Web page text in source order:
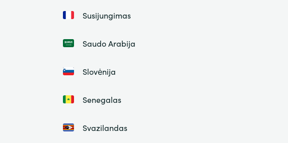
Susijungimas
Saudo Arabija
Slovėnija
Senegalas
Svazilandas